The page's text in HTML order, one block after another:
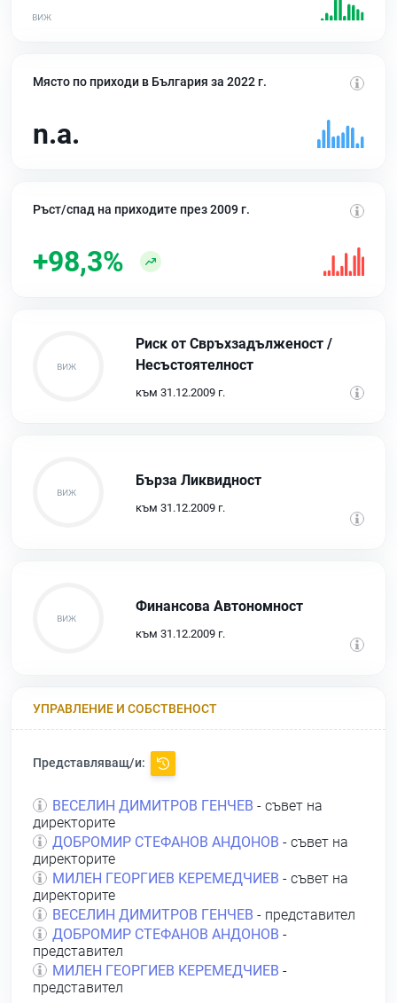
Място по приходи в България за 2022 г.
n.a.
Ръст/спад на приходите през 2009 г.
+98,3%
Риск от Свръхзадълженост /
Несъстоятелност
към 31.12.2009 г.
Бърза Ликвидност
към 31.12.2009 г.
Финансова Автономност
към 31.12.2009 г.
УПРАВЛЕНИЕ И СОБСТВЕНОСТ
Представляващ/и:
ВЕСЕЛИН ДИМИТРОВ ГЕНЧЕВ - съвет на
директорите
ДОБРОМИР СТЕФАНОВ АНДОНОВ - съвет на
директорите
МИЛЕН ГЕОРГИЕВ КЕРЕМЕДЧИЕВ - съвет на
директорите
ВЕСЕЛИН ДИМИТРОВ ГЕНЧЕВ - представител
ДОБРОМИР СТЕФАНОВ АНДОНОВ -
представител
МИЛЕН ГЕОРГИЕВ КЕРЕМЕДЧИЕВ -
представител